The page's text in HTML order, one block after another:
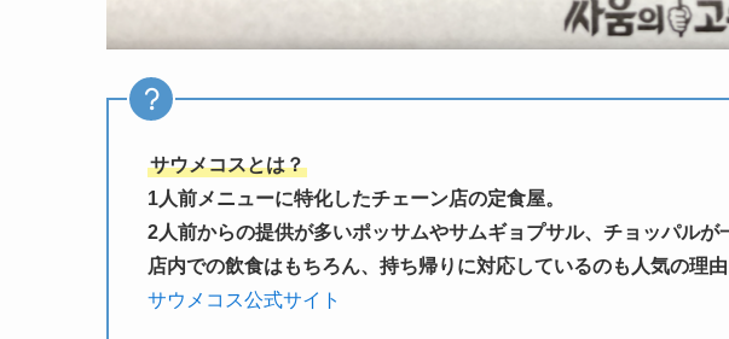
サウメコスとは？
1人前メニューに特化したチェーン店の定食屋。
2人前からの提供が多いポッサムやサムギョプサル、チョッパルが
店内での飲食はもちろん、持ち帰りに対応しているのも人気の理由
サウメコス公式サイト